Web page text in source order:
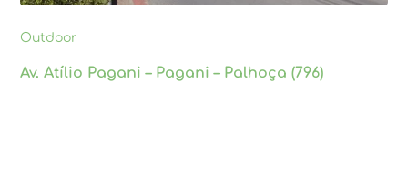
Outdoor
Av. Atílio Pagani – Pagani – Palhoça (796)